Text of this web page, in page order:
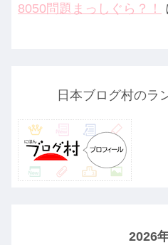
8050問題まっしぐら？！
日本ブログ村のラ
2026